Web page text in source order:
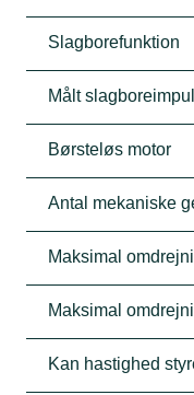
Slagborefunktion
Målt
Børsteløs motor
Antal mekaniske
Maksimal
Maksimal
Kan hastighed